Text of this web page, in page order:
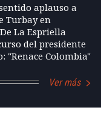
aplauso a
Turbay en
La Espriella
del presidente
"Renace Colombia"
Ver más